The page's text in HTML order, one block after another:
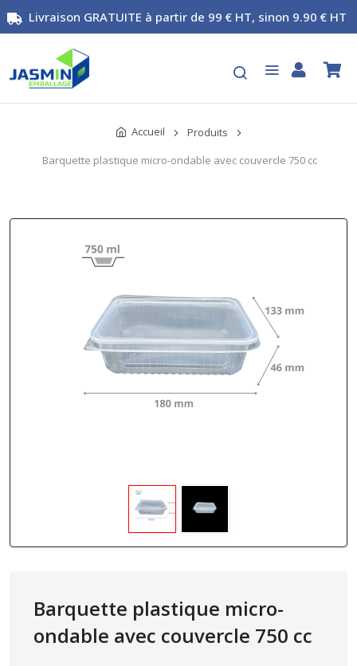
Livraison GRATUITE à partir de 99 € HT, sinon 9.90 € HT
Accueil
Produits
Barquette plastique micro-ondable avec couvercle 750 cc
Barquette plastique micro-
ondable avec couvercle 750 cc